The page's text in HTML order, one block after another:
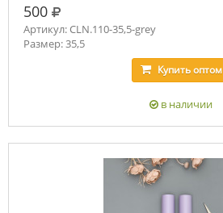
500 руб.
Артикул: CLN.110-35,5-grey
Размер: 35,5
Купитьоптом
в наличии